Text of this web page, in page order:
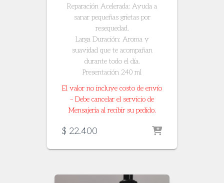
​Reparación Acelerada: Ayuda a
sanar pequeñas grietas por
resequedad.
​Larga Duración: Aroma y
suavidad que te acompañan
durante todo el día.
Presentación 240 ml
El valor no incluye costo de envío
– Debe cancelar el servicio de
Mensajería al recibir su pedido.
$ 22.400